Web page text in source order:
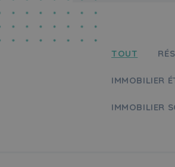
TOUT
IMMOBILIER
IMMOBILIER